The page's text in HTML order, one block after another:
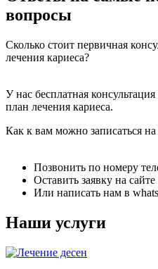
вопросы
Сколько стоит первичная
лечения кариеса?
У нас бесплатная
план лечения кариеса.
Как к вам можно записаться
Позвонить по номеру
Оставить заявку на сайте
Или написать нам в
Наши услуги